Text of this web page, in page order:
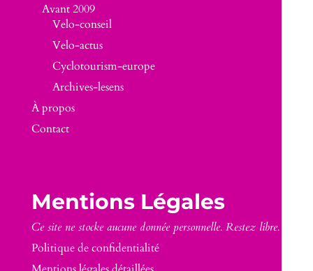
Avant 2009
Velo-conseil
Velo-actus
Cyclotourism-europe
Archives-lesens
À propos
Contact
Mentions Légales
Ce site ne stocke aucune donnée personnelle. Restez libre.
Politique de confidentialité